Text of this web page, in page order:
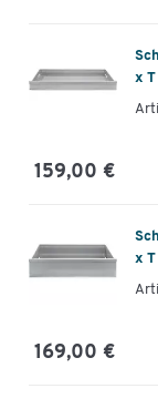
x T
159,00 €
x T
169,00 €